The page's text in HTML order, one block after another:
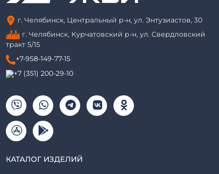
г. Челябинск, Центральный р-н, ул. Энтузиастов, 30
г. Челябинск, Курчатовский р-н, ул. Свердловский
тракт 5/15
+7-958-149-77-15
+7 (351) 200-29-10
КАТАЛОГ ИЗДЕЛИЙ